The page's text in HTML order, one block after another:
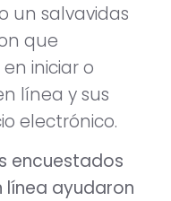
un salvavidas
que
iniciar o
línea y sus
electrónico.
encuestados
línea ayudaron